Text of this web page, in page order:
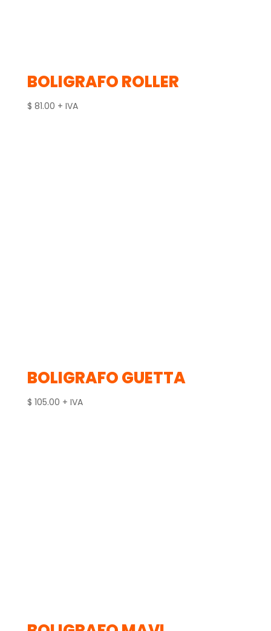
BOLIGRAFO ROLLER
$ 81.00 + IVA
BOLIGRAFO GUETTA
$ 105.00 + IVA